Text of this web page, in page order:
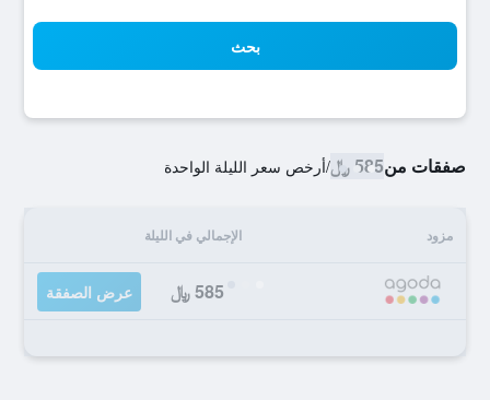
بحث
صفقات من585 ﷼ /أرخص سعر الليلة الواحدة
مزود الإجمالي في الليلة
585 ﷼ عرض الصفقة